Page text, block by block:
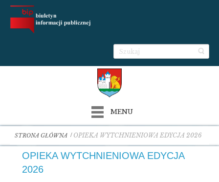
MENU
STRONA GŁÓWNA OPIEKA WYTCHNIENIOWA EDYCJA 2026
OPIEKA WYTCHNIENIOWA EDYCJA
2026